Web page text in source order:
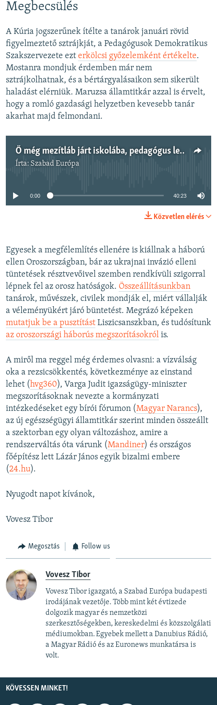
Megbecsülés
A Kúria jogszerűnek ítélte a tanárok januári rövid
figyelmeztető sztrájkját, a Pedagógusok Demokratikus
Szakszervezete ezt erkölcsi győzelemként értékelte.
Mostanra mondjuk érdemben már nem
sztrájkolhatnak, és a bértárgyalásaikon sem sikerült
haladást elérniük. Maruzsa államtitkár azzal is érvelt,
hogy a romló gazdasági helyzetben kevesebb tanár
akarhat majd felmondani.
Ő még mezítláb járt iskolába, pedagógus lett, végül csodaóvodát alapított, de szerinte nincs remény az iskolai szegregáció felszámolására
Írta: Szabad Európa
Jelenleg nincs elérhető tartalom
0:00 40:23
Közvetlen elérés
Egyesek a megfélemlítés ellenére is kiállnak a háború
ellen Oroszországban, bár az ukrajnai invázió elleni
tüntetések résztvevőivel szemben rendkívüli szigorral
lépnek fel az orosz hatóságok. Összeállításunkban
tanárok, művészek, civilek mondják el, miért vállalják
a véleményükért járó büntetést. Megrázó képeken
mutatjuk be a pusztítást Liszicsanszkban, és tudósítunk
az oroszországi háborús megszorításokról is.
A miről ma reggel még érdemes olvasni: a vízválság
oka a rezsicsökkentés, következménye az einstand
lehet (hvg360), Varga Judit igazságügy-miniszter
megszorításoknak nevezte a kormányzati
intézkedéseket egy bírói fórumon (Magyar Narancs),
az új egészségügyi államtitkár szerint minden összeállt
a szektorban egy olyan változáshoz, amire a
rendszerváltás óta várunk (Mandiner) és országos
főépítész lett Lázár János egyik bizalmi embere
(24.hu).
Nyugodt napot kívánok,
Vovesz Tibor
Megosztás Follow us
Vovesz Tibor
Vovesz Tibor igazgató, a Szabad Európa budapesti
irodájának vezetője. Több mint két évtizede
dolgozik magyar és nemzetközi
szerkesztőségekben, kereskedelmi és közszolgálati
médiumokban. Egyebek mellett a Danubius Rádió,
a Magyar Rádió és az Euronews munkatársa is
volt.
KÖVESSEN MINKET!